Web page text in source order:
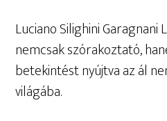
Luciano Silighini
nemcsak szórakoztató,
betekintést nyújtva az ál
világába.